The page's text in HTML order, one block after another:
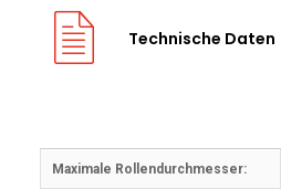
Technische Daten
Maximale Rollendurchmesser: